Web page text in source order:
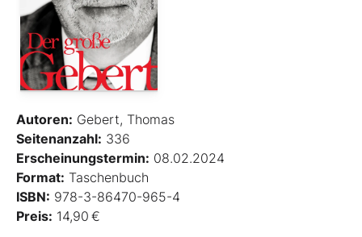
Autoren: Gebert, Thomas
Seitenanzahl: 336
Erscheinungstermin: 08.02.2024
Format: Taschenbuch
ISBN: 978-3-86470-965-4
Preis: 14,90 €